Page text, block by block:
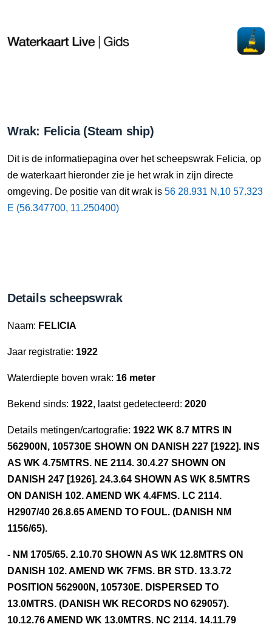
Wrak: Felicia (Steam ship)
Dit is de informatiepagina over het scheepswrak Felicia, op
de waterkaart hieronder zie je het wrak in zijn directe
omgeving. De positie van dit wrak is 56 28.931 N,10 57.323
E (56.347700, 11.250400)
Details scheepswrak
Naam: FELICIA
Jaar registratie: 1922
Waterdiepte boven wrak: 16 meter
Bekend sinds: 1922, laatst gedetecteerd: 2020
Details metingen/cartografie: 1922 WK 8.7 MTRS IN
562900N, 105730E SHOWN ON DANISH 227 [1922]. INS
AS WK 4.75MTRS. NE 2114. 30.4.27 SHOWN ON
DANISH 247 [1926]. 24.3.64 SHOWN AS WK 8.5MTRS
ON DANISH 102. AMEND WK 4.4FMS. LC 2114.
H2907/40 26.8.65 AMEND TO FOUL. (DANISH NM
1156/65).
- NM 1705/65. 2.10.70 SHOWN AS WK 12.8MTRS ON
DANISH 102. AMEND WK 7FMS. BR STD. 13.3.72
POSITION 562900N, 105730E. DISPERSED TO
13.0MTRS. (DANISH WK RECORDS NO 629057).
10.12.76 AMEND WK 13.0MTRS. NC 2114. 14.11.79